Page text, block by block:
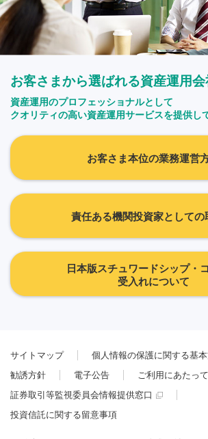
お客さまから選ばれる資産運用
資産運用のプロフェッショナルとして
クオリティの高い資産運用サービスを提供し
お客さま本位の業務運営
責任ある機関投資家としての
日本版スチュワードシップ・
受入れについて
サイトマップ
個人情報の保護に関する基
勧誘方針
電子公告 ご利用にあたって
証券取引等監視委員会情報提供窓口
投資信託に関する留意事項